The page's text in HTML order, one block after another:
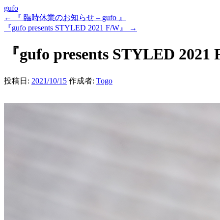
gufo
←
『 臨時休業のお知らせ – gufo 』
『gufo presents STYLED 2021 F/W』
→
『gufo presents STYLED 2021
投稿日: 2021/10/15 作成者: Togo